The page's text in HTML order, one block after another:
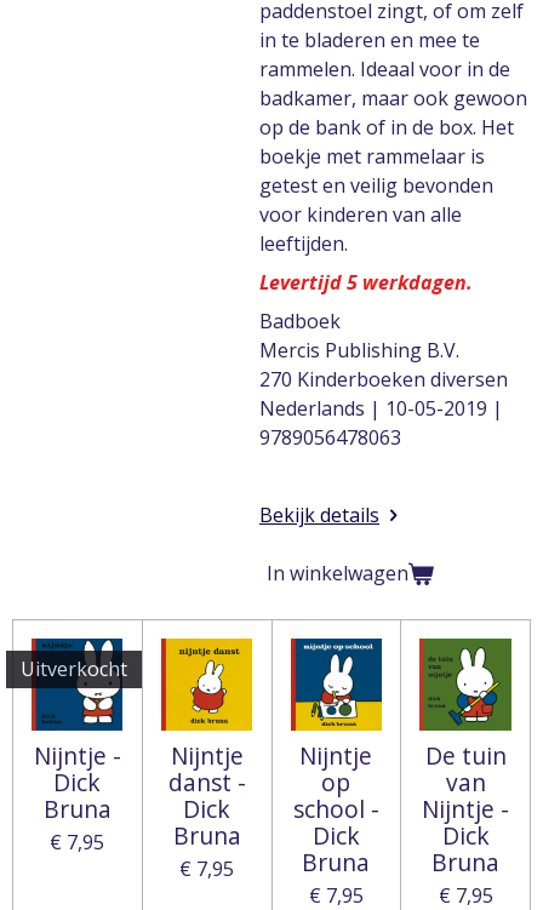
paddenstoel zingt, of om zelf
in te bladeren en mee te
rammelen. Ideaal voor in de
badkamer, maar ook gewoon
op de bank of in de box. Het
boekje met rammelaar is
getest en veilig bevonden
voor kinderen van alle
leeftijden.
Levertijd 5 werkdagen.
Badboek
Mercis Publishing B.V.
270 Kinderboeken diversen
Nederlands | 10-05-2019 |
9789056478063
Bekijk details
In winkelwagen
Uitverkocht
Nijntje -
Dick
Bruna
€ 7,95
Nijntje
danst -
Dick
Bruna
€ 7,95
Nijntje
op
school -
Dick
Bruna
€ 7,95
De tuin
van
Nijntje -
Dick
Bruna
€ 7,95